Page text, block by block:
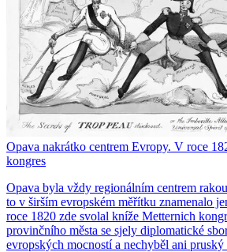
Opava nakrátko centrem Evropy. V roce
kongres
Opava byla vždy regionálním centrem
to v širším evropském měřítku znamenalo
roce 1820 zde svolal kníže Metternich
provinčního města se sjely diplomatické
evropských mocností a nechyběl ani pruský